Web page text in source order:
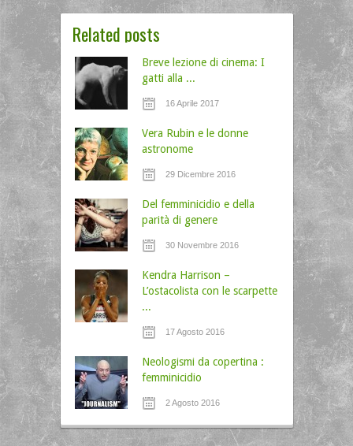
Related posts
Breve lezione di cinema: I
gatti alla ...
16 Aprile 2017
Vera Rubin e le donne
astronome
29 Dicembre 2016
Del femminicidio e della
parità di genere
30 Novembre 2016
Kendra Harrison –
L’ostacolista con le scarpette
...
17 Agosto 2016
Neologismi da copertina :
femminicidio
2 Agosto 2016